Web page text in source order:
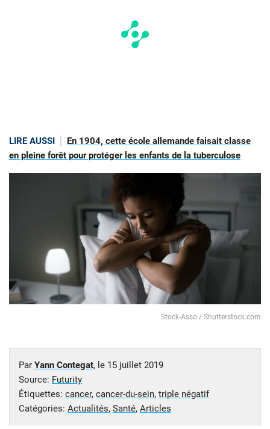
LIRE AUSSI
En 1904, cette école allemande faisait classe
en pleine forêt pour protéger les enfants de la tuberculose
Stock-Asso / Shutterstock.com
Par Yann Contegat, le 15 juillet 2019
Source: Futurity
Étiquettes: cancer, cancer-du-sein, triple négatif
Catégories: Actualités, Santé, Articles